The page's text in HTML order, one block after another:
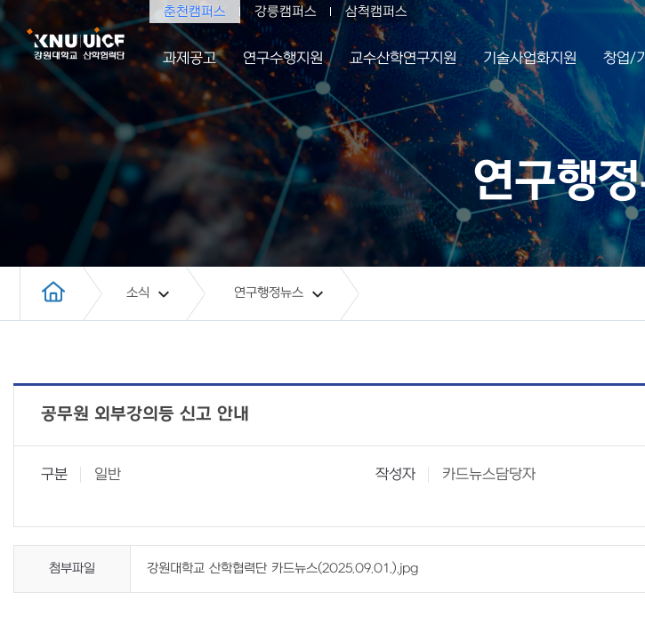
춘천캠퍼스 강릉캠퍼스 삼척캠퍼스
과제공고 연구수행지원 교수산학연구지원 기술사업화지원 창업/
연구행
소식 연구행정뉴스
공무원 외부강의등 신고 안내
구분 일반 작성자 카드뉴스담당자
첨부파일 강원대학교 산학협력단 카드뉴스(2025.09.01.).jpg